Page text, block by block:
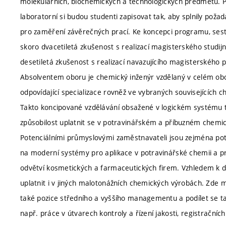
laboratorní si budou studenti zapisovat tak, aby splnily
pro zaměření závěrečných prací. Ke koncepci programu,
skoro dvacetiletá zkušenost s realizací magisterského
desetiletá zkušenost s realizací navazujícího
Absolventem oboru je chemický inženýr vzdělaný v celém
odpovídající specializace rovněž ve vybraných souvisejících
Takto koncipované vzdělávání obsažené v logickém
způsobilost uplatnit se v potravinářském a příbuzném
Potenciálními průmyslovými zaměstnavateli jsou zejména
na moderní systémy pro aplikace v potravinářské chemii a
odvětví kosmetických a farmaceutických firem. Vzhledem k
uplatnit i v jiných malotonážních chemických výrobách. Zde
také pozice středního a vyššího managementu a podílet se
např. práce v útvarech kontroly a řízení jakosti,